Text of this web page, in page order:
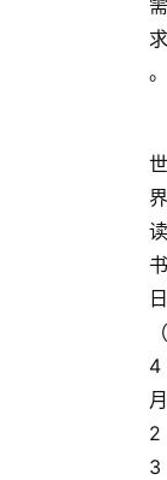
需
求
。
世
界
读
书
日
（
4
月
2
3